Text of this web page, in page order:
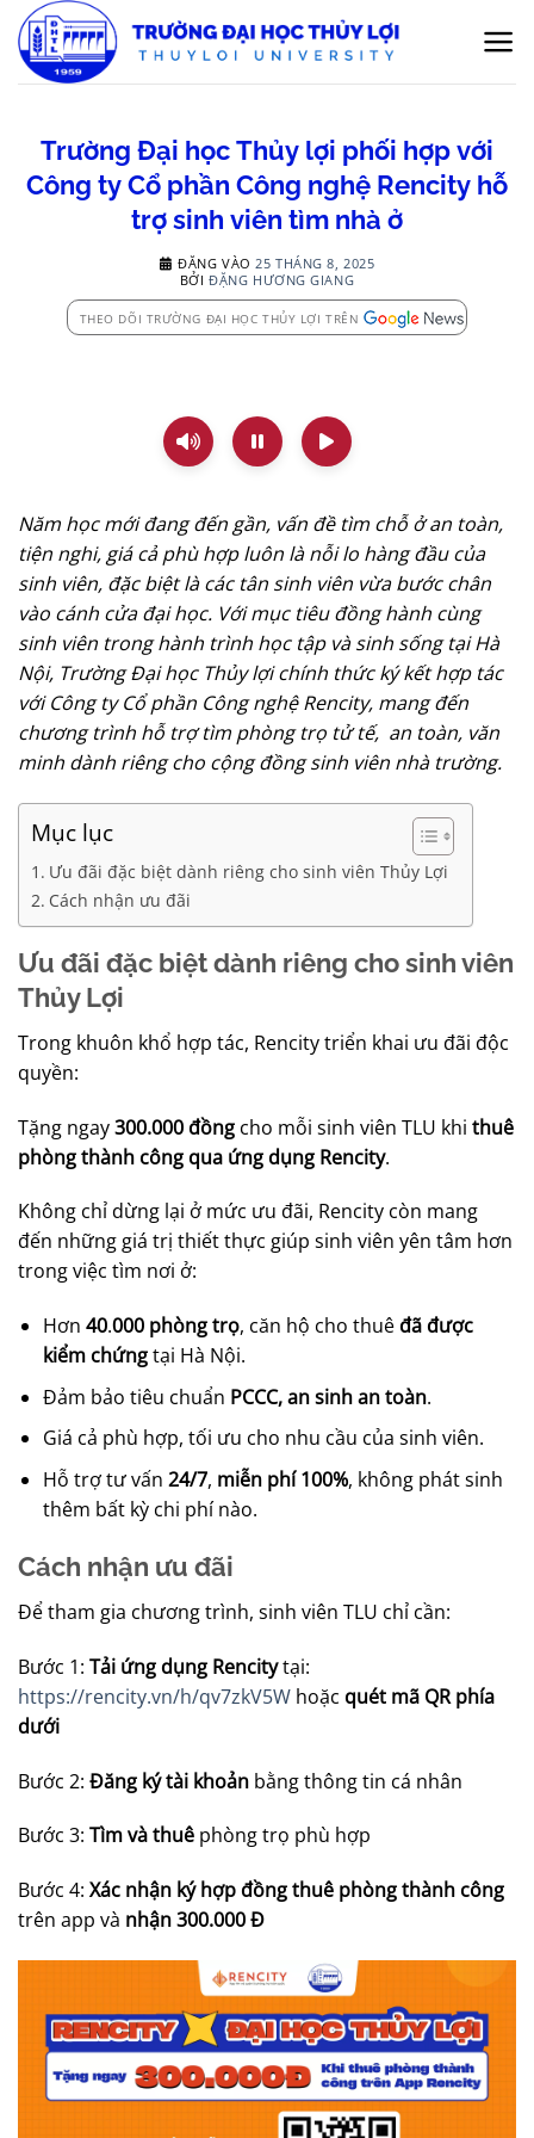
qua
nội
Trường Đại học Thủy lợi phối hợp với
Công ty Cổ phần Công nghệ Rencity hỗ
trợ sinh viên tìm nhà ở
ĐĂNG VÀO 25 THÁNG 8, 2025
BỞIĐẶNG HƯƠNG GIANG
THEO DÕI TRƯỜNG ĐẠI HỌC THỦY LỢI TRÊN
Năm học mới đang đến gần, vấn đề tìm chỗ ở an toàn,
tiện nghi, giá cả phù hợp luôn là nỗi lo hàng đầu của
sinh viên, đặc biệt là các tân sinh viên vừa bước chân
vào cánh cửa đại học. Với mục tiêu đồng hành cùng
sinh viên trong hành trình học tập và sinh sống tại Hà
Nội, Trường Đại học Thủy lợi chính thức ký kết hợp tác
với Công ty Cổ phần Công nghệ Rencity, mang đến
chương trình hỗ trợ tìm phòng trọ tử tế, an toàn, văn
minh dành riêng cho cộng đồng sinh viên nhà trường.
Mục lục
Ưu đãi đặc biệt dành riêng cho sinh viên Thủy Lợi
Cách nhận ưu đãi
Ưu đãi đặc biệt dành riêng cho sinh viên
Thủy Lợi
Trong khuôn khổ hợp tác, Rencity triển khai ưu đãi độc
quyền:
Tặng ngay300.000 đồng cho mỗi sinh viên TLU khi thuê
phòng thành công qua ứng dụng Rencity.
Không chỉ dừng lại ở mức ưu đãi, Rencity còn mang
đến những giá trị thiết thực giúp sinh viên yên tâm hơn
trong việc tìm nơi ở:
Hơn 40.000 phòng trọ, căn hộ cho thuê đã được
kiểm chứngtại Hà Nội.
Đảm bảo tiêu chuẩn PCCC, an sinh an toàn.
Giá cả phù hợp, tối ưu cho nhu cầu của sinh viên.
Hỗ trợ tư vấn 24/7, miễn phí 100%, không phát sinh
thêm bất kỳ chi phí nào.
Cách nhận ưu đãi
Để tham gia chương trình, sinh viên TLU chỉ cần:
Bước 1: Tải ứng dụng Rencitytại:
https://rencity.vn/h/qv7zkV5W hoặc quét mã QR phía
dưới
Bước 2: Đăng ký tài khoản bằng thông tin cá nhân
Bước 3: Tìm và thuê phòng trọ phù hợp
Bước 4: Xác nhận ký hợp đồng thuê phòng thành công
trên app và nhận 300.000 Đ